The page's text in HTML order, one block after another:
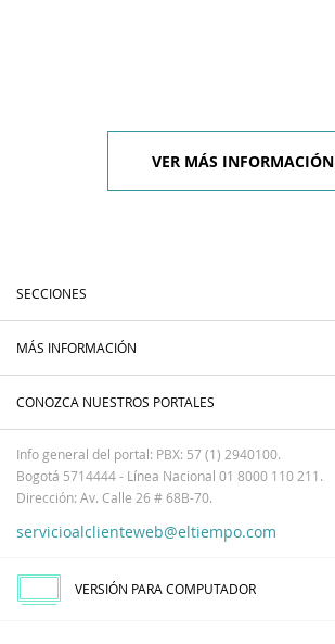
VER MÁS INFORMACIÓN
SECCIONES
MÁS INFORMACIÓN
CONOZCA NUESTROS PORTALES
Info general del portal: PBX: 57 (1) 2940100.
Bogotá 5714444 - Línea Nacional 01 8000 110 211.
Dirección: Av. Calle 26 # 68B-70.
servicioalclienteweb@eltiempo.com
VERSIÓN PARA COMPUTADOR